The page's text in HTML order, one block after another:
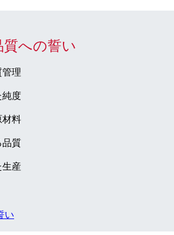
への誓い
管理
純度
材料
品質
生産
い